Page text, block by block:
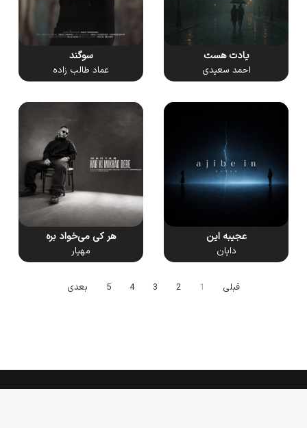
یادت هست
احمد سعیدی
سوگند
عماد طالب زاده
عجیبه این
دایان
هر کی می‌خواد بره
مهیار
قبلی 1
2
3
4
5 بعدی